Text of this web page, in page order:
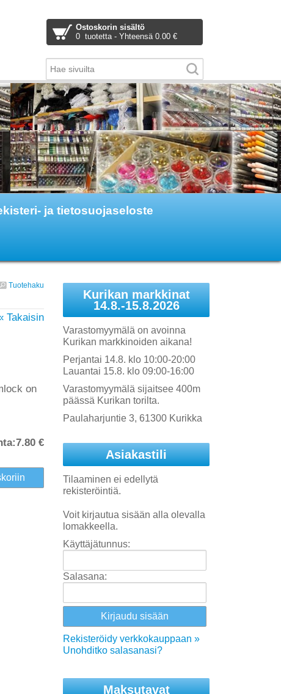
Ostoskorin sisältö
0 tuotetta - Yhteensä 0.00 €
ja tietosuojaseloste
Tuotehaku
Takaisin
on
7.80 €
Kurikan markkinat
14.8.-15.8.2026
Varastomyymälä on avoinna
Kurikan markkinoiden aikana!
Perjantai 14.8. klo 10:00-20:00
Lauantai 15.8. klo 09:00-16:00
Varastomyymälä sijaitsee 400m
päässä Kurikan torilta.
Paulaharjuntie 3, 61300 Kurikka
Asiakastili
Tilaaminen ei edellytä
rekisteröintiä.
Voit kirjautua sisään alla olevalla
lomakkeella.
Käyttäjätunnus:
Salasana:
Rekisteröidy verkkokauppaan »
Unohditko salasanasi?
Maksutavat